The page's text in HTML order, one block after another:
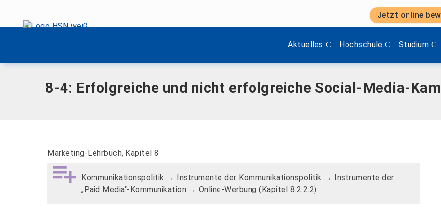
Jetzt online
Aktuelles
Zeige Menü-Unterpunkte von 'Aktuelles'.
Hochschule
Zeige Menü-Unterpunkte
Studium
Zeige
Home|8-4: Erfolgreiche und nicht erfolgreiche Social-Media-Kampagnen
8-4: Erfolgreiche und nicht erfolgreiche Social-Media-
Marketing-Lehrbuch, Kapitel 8
Kommunikationspolitik → Instrumente der Kommunikationspolitik → Instrumente der
„Paid Media“-Kommunikation → Online-Werbung (Kapitel 8.2.2.2)